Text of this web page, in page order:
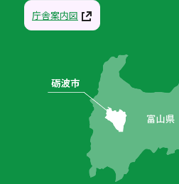
庁舎案内図